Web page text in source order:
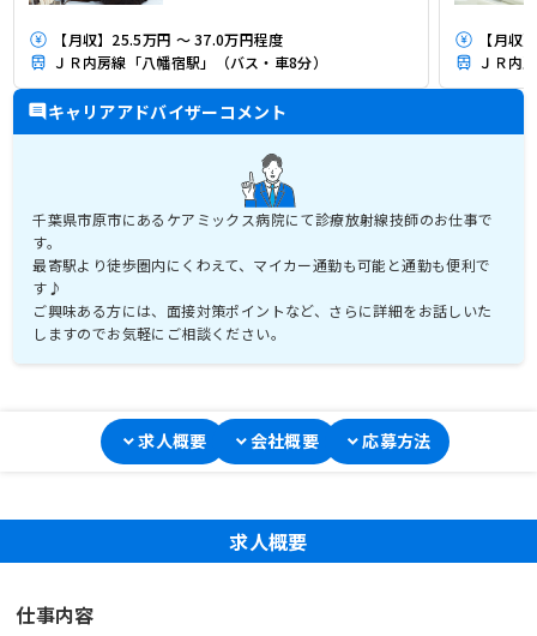
【月収】25.5万円 ～ 37.0万円程度
ＪＲ内房線「八幡宿駅」（バス・車8分）
【月収
ＪＲ内
キャリアアドバイザーコメント
千葉県市原市にあるケアミックス病院にて診療放射線技師のお仕事で
す。
最寄駅より徒歩圏内にくわえて、マイカー通勤も可能と通勤も便利で
す♪
ご興味ある方には、面接対策ポイントなど、さらに詳細をお話しいた
しますのでお気軽にご相談ください。
求人概要 会社概要 応募方法
求人概要
仕事内容